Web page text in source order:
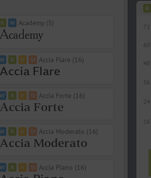
Academy (5)
Accia Flare (16)
Accia Forte (16)
Accia Moderato (16)
Accia Piano (16)